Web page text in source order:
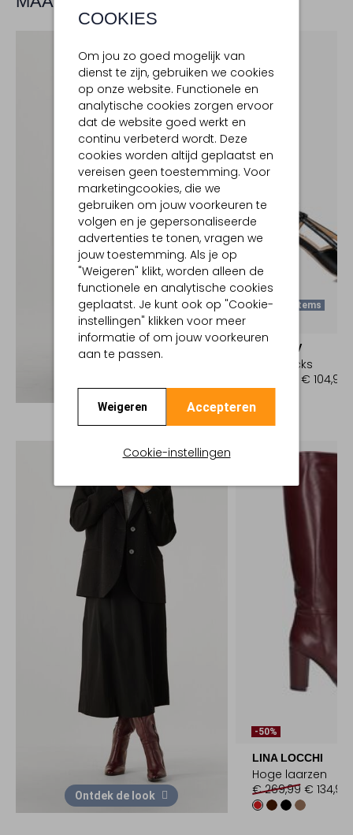
COOKIES
Om jou zo goed mogelijk van
dienst te zijn, gebruiken we cookies
op onze website. Functionele en
analytische cookies zorgen ervoor
dat de website goed werkt en
continu verbeterd wordt. Deze
cookies worden altijd geplaatst en
vereisen geen toestemming. Voor
marketingcookies, die we
gebruiken om jouw voorkeuren te
volgen en je gepersonaliseerde
advertenties te tonen, vragen we
jouw toestemming. Als je op
"Weigeren" klikt, worden alleen de
functionele en analytische cookies
geplaatst. Je kunt ook op "Cookie-
instellingen" klikken voor meer
informatie of om jouw voorkeuren
aan te passen.
Weigeren Accepteren
Cookie-instellingen
Ontdek de look
Laatste Items
NOTRE-V
Slingbacks
€ 104,99
Ontdek de look
-50%
LINA LOCCHI
Hoge laarzen
€ 269,99 € 134,99